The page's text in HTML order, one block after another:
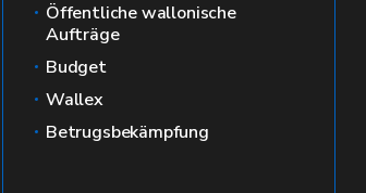
Öffentliche wallonische
Aufträge
Budget
Wallex
Betrugsbekämpfung